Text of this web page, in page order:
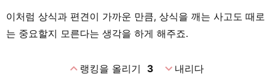
이처럼 상식과 편견이 가까운 만큼, 상식을 깨는 사고도 때로
는 중요할지 모른다는 생각을 하게 해주죠.
expand_less랭킹을 올리기 3 expand_more내리다